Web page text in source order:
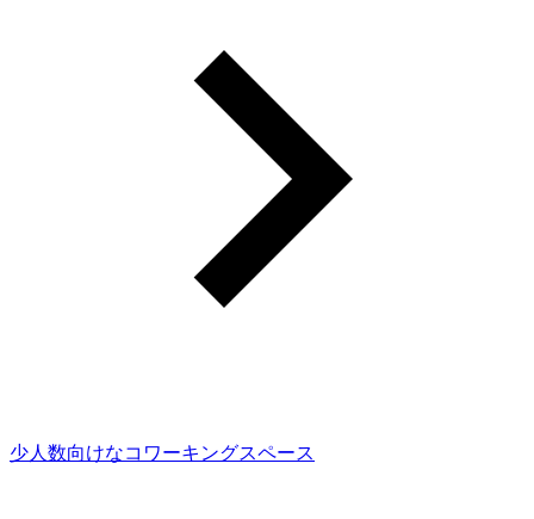
少人数向けなコワーキングスペース